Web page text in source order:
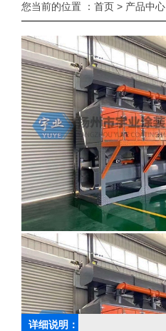
您当前的位置 ： 首页 > 产品中心
详细说明：